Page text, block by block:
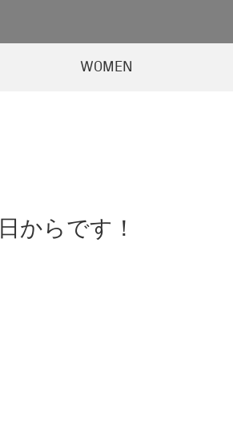
WOMEN
からです！